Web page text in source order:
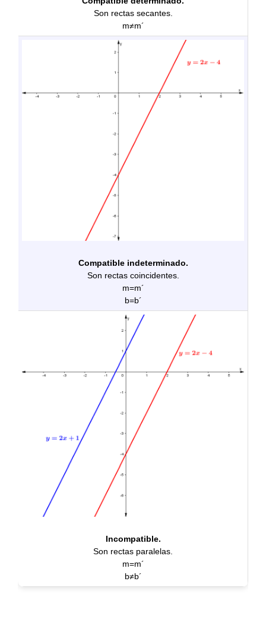
Son rectas secantes.
m≠m´
Compatible indeterminado.
Son rectas coincidentes.
m=m´
b=b´
Incompatible.
Son rectas paralelas.
m=m´
b≠b´